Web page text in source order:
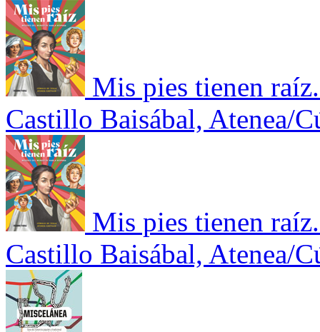
Mis pies tienen
Castillo Baisábal, Atenea/
Mis pies tienen
Castillo Baisábal, Atenea/